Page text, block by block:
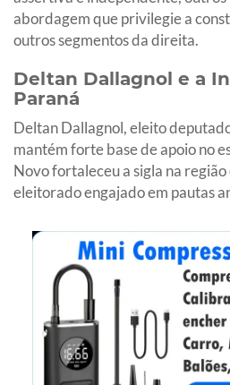
abordagem que privilegie a
outros segmentos da direita.
Deltan Dallagnol e a
Paraná
Deltan Dallagnol, eleito
mantém forte base de apoio no
Novo fortaleceu a sigla na
eleitorado engajado em pautas